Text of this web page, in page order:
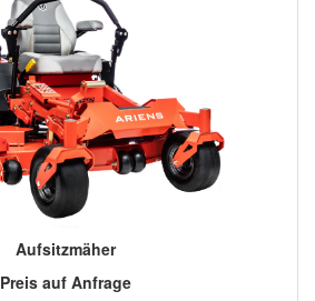
Aufsitzmäher
Preis auf Anfrage